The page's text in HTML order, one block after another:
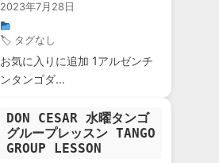
2023年7月28日
🏷 タグなし
お気に入りに追加 1アルゼンチ
ンタンゴダ…
DON CESAR 水曜タンゴ
グループレッスン TANGO
GROUP LESSON